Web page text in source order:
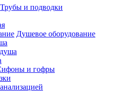
Трубы и подводки
Душевое оборудование
и гофры